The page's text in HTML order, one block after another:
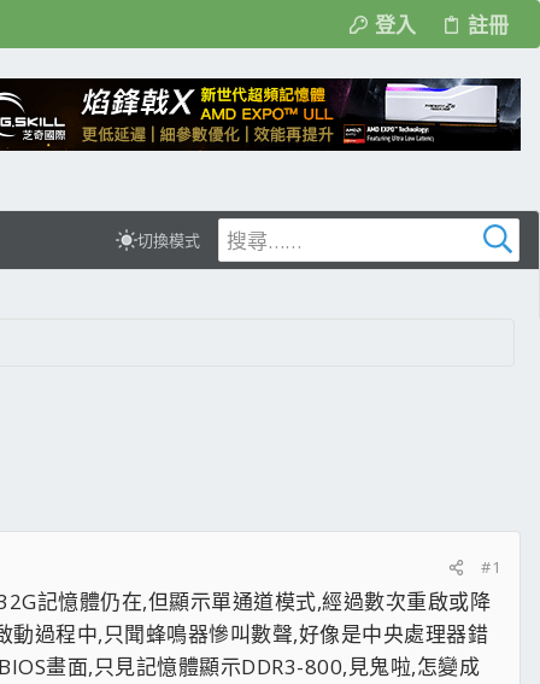
登入 註冊
切換模式
#1
記憶體仍在,但顯示單通道模式,經過數次重啟或降
過程中,只聞蜂鳴器慘叫數聲,好像是中央處理器錯
畫面,只見記憶體顯示DDR3-800,見鬼啦,怎變成